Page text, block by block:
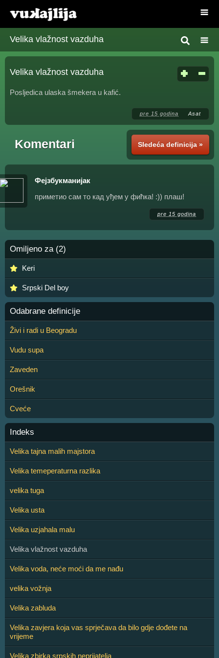
Velika vlažnost vazduha
Velika vlažnost vazduha
Posljedica ulaska šmekera u kafić.
pre 15 godina Asat
Sledeća definicija »
Komentari
Фејзбукманијак
приметио сам то кад уђем у фићка! :)) плаш!
pre 15 godina
Omiljeno za (2)
Keri
Srpski Del boy
Odabrane definicije
Živi i radi u Beogradu
Vudu supa
Zaveden
Orešnik
Cveće
Indeks
Velika tajna malih majstora
Velika temeperaturna razlika
velika tuga
Velika usta
Velika uzjahala malu
Velika vlažnost vazduha
Velika voda, neće moći da me nađu
velika vožnja
Velika zabluda
Velika zavjera koja vas sprječava da bilo gdje dođete na
vrijeme
Velika zbirka srpskih neprijatelja